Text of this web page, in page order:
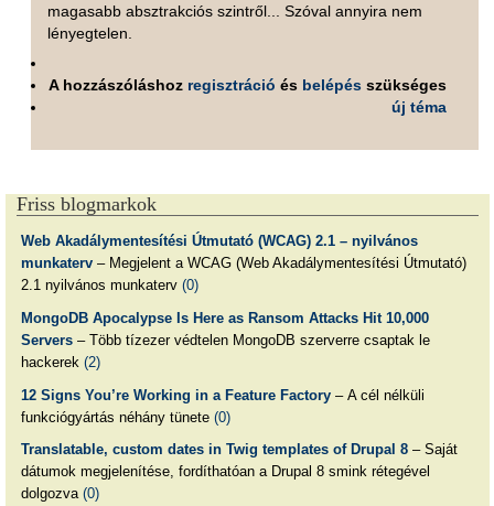
magasabb absztrakciós szintről... Szóval annyira nem
lényegtelen.
A hozzászóláshoz regisztráció és belépés szükséges
új téma
Friss blogmarkok
Web Akadálymentesítési Útmutató (WCAG) 2.1 – nyilvános
munkaterv– Megjelent a WCAG (Web Akadálymentesítési Útmutató)
2.1 nyilvános munkaterv (0)
MongoDB Apocalypse Is Here as Ransom Attacks Hit 10,000
Servers– Több tízezer védtelen MongoDB szerverre csaptak le
hackerek (2)
12 Signs You’re Working in a Feature Factory– A cél nélküli
funkciógyártás néhány tünete (0)
Translatable, custom dates in Twig templates of Drupal 8– Saját
dátumok megjelenítése, fordíthatóan a Drupal 8 smink rétegével
dolgozva (0)